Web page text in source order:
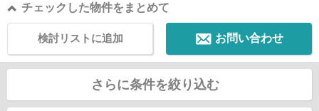
チェックした物件をまとめて
お問い合わせ
検討リストに追加
さらに条件を絞り込む